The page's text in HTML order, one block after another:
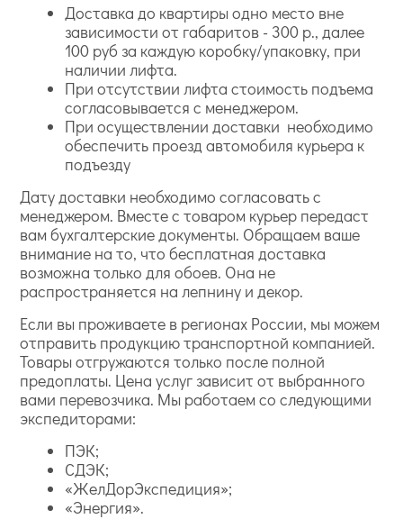
Доставка до квартиры одно место вне
зависимости от габаритов - 300 р., далее
100 руб за каждую коробку/упаковку, при
наличии лифта.
При отсутствии лифта стоимость подъема
согласовывается с менеджером.
При осуществлении доставки необходимо
обеспечить проезд автомобиля курьера к
подъезду
Дату доставки необходимо согласовать с
менеджером. Вместе с товаром курьер передаст
вам бухгалтерские документы. Обращаем ваше
внимание на то, что бесплатная доставка
возможна только для обоев. Она не
распространяется на лепнину и декор.
Если вы проживаете в регионах России, мы можем
отправить продукцию транспортной компанией.
Товары отгружаются только после полной
предоплаты. Цена услуг зависит от выбранного
вами перевозчика. Мы работаем со следующими
экспедиторами:
ПЭК;
СДЭК;
«ЖелДорЭкспедиция»;
«Энергия».